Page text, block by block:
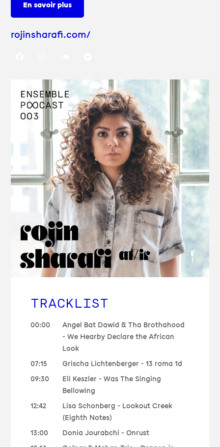
En savoir plus
rojinsharafi.com/
TRACKLIST
00:00
Angel Bat Dawid & Tha Brothahood
- We Hearby Declare the African
Look
07:15
Grischa Lichtenberger - 13 roma 1d
09:30
Eli Keszler - Was The Singing
Bellowing
12:42
Lisa Schonberg - Lookout Creek
(Eighth Notes)
13:00
Donia Jourabchi - Onrust